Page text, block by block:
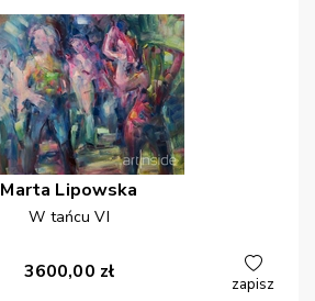
Marta Lipowska
W tańcu VI
3600,00 zł
zapisz